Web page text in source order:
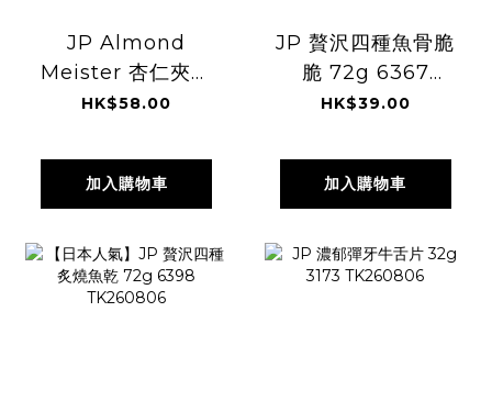
JP Almond
Meister 杏仁夾心
脆餅 3個 6521
HK$58.00
加入購物車
JP 贅沢四種魚骨脆
脆 72g 6367
TK260806
HK$39.00
加入購物車